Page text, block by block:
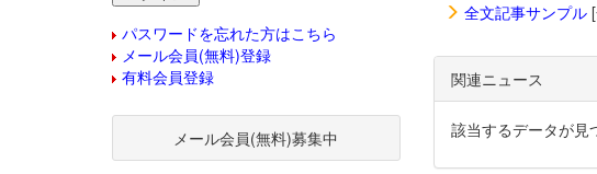
全文記事サンプル[
関連ニュース
該当するデータが見
パスワードを忘れた方はこちら
メール会員(無料)登録
有料会員登録
メール会員(無料)募集中